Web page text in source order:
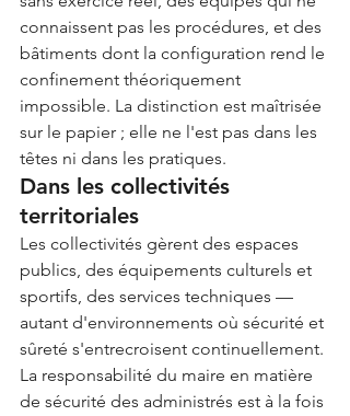
connaissent pas les procédures, et des
bâtiments dont la configuration rend le
confinement théoriquement
impossible. La distinction est maîtrisée
sur le papier ; elle ne l'est pas dans les
têtes ni dans les pratiques.
Dans les collectivités
territoriales
Les collectivités gèrent des espaces
publics, des équipements culturels et
sportifs, des services techniques —
autant d'environnements où sécurité et
sûreté s'entrecroisent continuellement.
La responsabilité du maire en matière
de sécurité des administrés est à la fois